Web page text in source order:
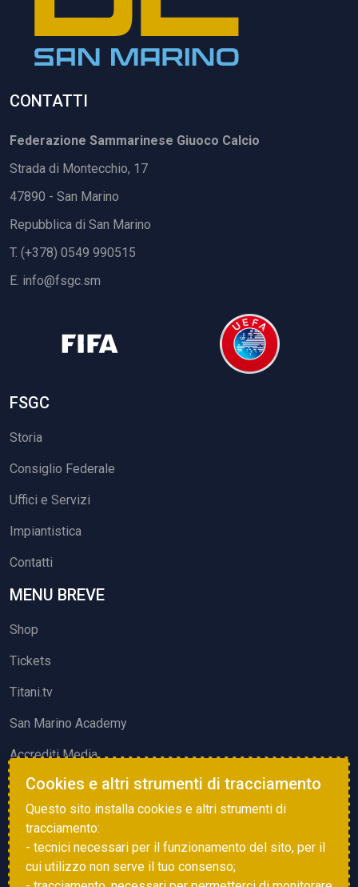
CONTATTI
Federazione Sammarinese Giuoco Calcio
Strada di Montecchio, 17
47890 - San Marino
Repubblica di San Marino
T. (+378) 0549 990515
E. info@fsgc.sm
FSGC
Storia
Consiglio Federale
Uffici e Servizi
Impiantistica
Contatti
MENU BREVE
Shop
Tickets
Titani.tv
San Marino Academy
Accrediti Media
ATTIVITÀ ED EVENTI
Squadre di Calcio
Associazione Sammarinese Arbitri
Cookies e altri strumenti di tracciamento
Questo sito installa cookies e altri strumenti di
tracciamento:
- tecnici necessari per il funzionamento del sito, per il
cui utilizzo non serve il tuo consenso;